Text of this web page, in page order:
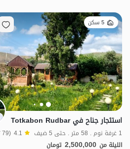
5 سكن
استئجار جناح في Totkabon Rudbar
1 غرفة نوم . 58 متر . حتى 5 ضيف 4.1 (79 تعليق)
الليلة من 2,500,000 تومان